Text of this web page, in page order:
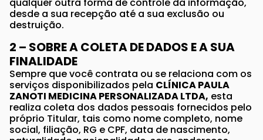
desde a sua recepção até a sua exclusão ou
destruição.
2 – SOBRE A COLETA DE DADOS E A SUA
FINALIDADE
Sempre que você contrata ou se relaciona com os
serviços disponibilizados pela CLÍNICA PAULA
ZANOTI MEDICINA PERSONALIZADA LTDA, esta
realiza coleta dos dados pessoais fornecidos pelo
próprio Titular, tais como nome completo, nome
social, filiação, RG e CPF, data de nascimento,